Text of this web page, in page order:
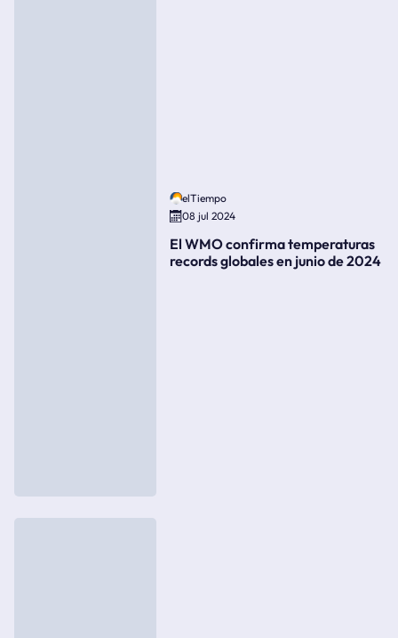
elTiempo
08 jul 2024
El WMO confirma temperaturas
records globales en junio de 2024